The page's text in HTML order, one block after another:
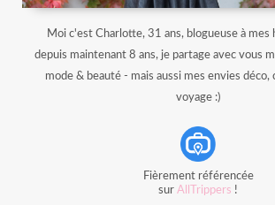
Moi c'est Charlotte, 31 ans, blogueuse à mes
depuis maintenant 8 ans, je partage avec vous
mode & beauté - mais aussi mes envies déco,
voyage :)
Fièrement référencée
sur AllTrippers !